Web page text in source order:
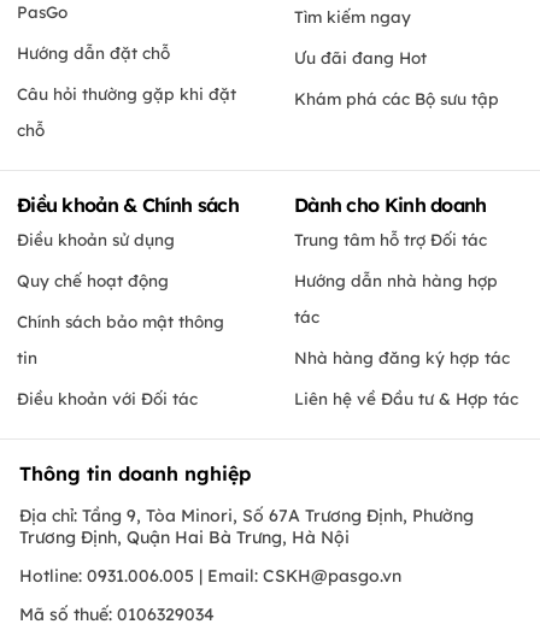
PasGo
Hướng dẫn đặt chỗ
Câu hỏi thường gặp khi đặt
chỗ
Tìm kiếm ngay
Ưu đãi đang Hot
Khám phá các Bộ sưu tập
Điều khoản & Chính sách
Điều khoản sử dụng
Quy chế hoạt động
Chính sách bảo mật thông
tin
Điều khoản với Đối tác
Dành cho Kinh doanh
Trung tâm hỗ trợ Đối tác
Hướng dẫn nhà hàng hợp
tác
Nhà hàng đăng ký hợp tác
Liên hệ về Đầu tư & Hợp tác
Thông tin doanh nghiệp
Địa chỉ: Tầng 9, Tòa Minori, Số 67A Trương Định, Phường
Trương Định, Quận Hai Bà Trưng, Hà Nội
Hotline: 0931.006.005 | Email: CSKH@pasgo.vn
Mã số thuế: 0106329034